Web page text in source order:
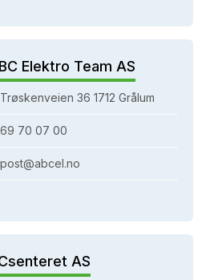
Elektro Team AS
Trøskenveien 36 1712 Grålum
69 70 07 00
post@abcel.no
AS